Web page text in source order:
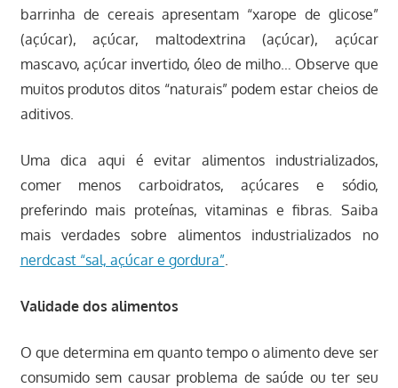
barrinha de cereais apresentam “xarope de glicose”
(açúcar), açúcar, maltodextrina (açúcar), açúcar
mascavo, açúcar invertido, óleo de milho… Observe que
muitos produtos ditos “naturais” podem estar cheios de
aditivos.
Uma dica aqui é evitar alimentos industrializados,
comer menos carboidratos, açúcares e sódio,
preferindo mais proteínas, vitaminas e fibras. Saiba
mais verdades sobre alimentos industrializados no
nerdcast “sal, açúcar e gordura”.
Validade dos alimentos
O que determina em quanto tempo o alimento deve ser
consumido sem causar problema de saúde ou ter seu